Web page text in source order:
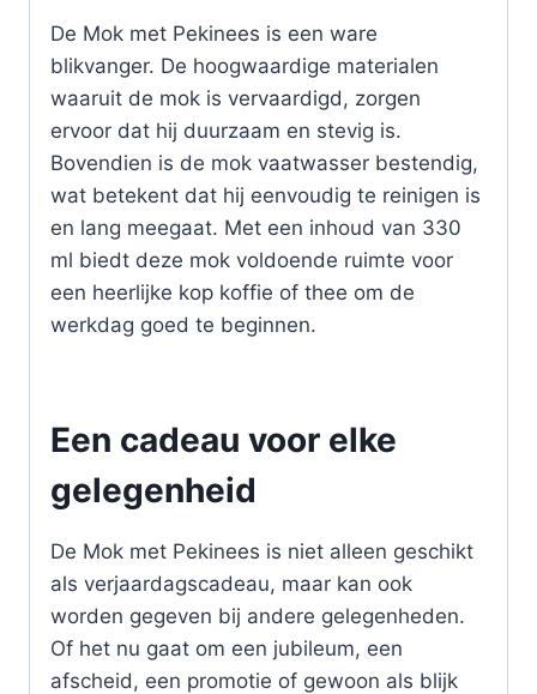
De Mok met Pekinees is een ware
blikvanger. De hoogwaardige materialen
waaruit de mok is vervaardigd, zorgen
ervoor dat hij duurzaam en stevig is.
Bovendien is de mok vaatwasser bestendig,
wat betekent dat hij eenvoudig te reinigen is
en lang meegaat. Met een inhoud van 330
ml biedt deze mok voldoende ruimte voor
een heerlijke kop koffie of thee om de
werkdag goed te beginnen.
Een cadeau voor elke
gelegenheid
De Mok met Pekinees is niet alleen geschikt
als verjaardagscadeau, maar kan ook
worden gegeven bij andere gelegenheden.
Of het nu gaat om een jubileum, een
afscheid, een promotie of gewoon als blijk